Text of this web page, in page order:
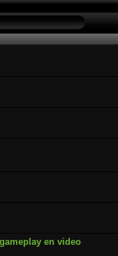
en video